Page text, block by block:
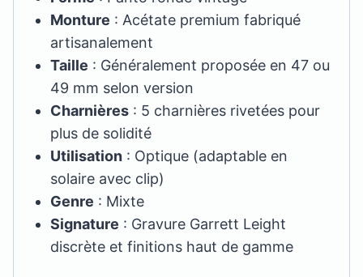
Monture : Acétate premium fabriqué
artisanalement
Taille : Généralement proposée en 47 ou
49 mm selon version
Charnières : 5 charnières rivetées pour
plus de solidité
Utilisation : Optique (adaptable en
solaire avec clip)
Genre : Mixte
Signature : Gravure Garrett Leight
discrète et finitions haut de gamme